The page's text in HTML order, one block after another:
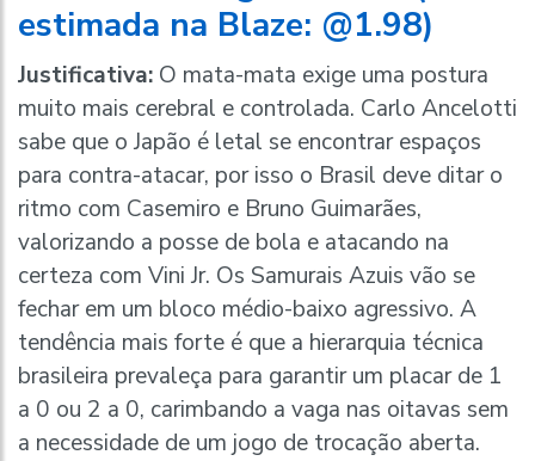
estimada na Blaze: @1.98)
Justificativa: O mata-mata exige uma postura
muito mais cerebral e controlada. Carlo Ancelotti
sabe que o Japão é letal se encontrar espaços
para contra-atacar, por isso o Brasil deve ditar o
ritmo com Casemiro e Bruno Guimarães,
valorizando a posse de bola e atacando na
certeza com Vini Jr. Os Samurais Azuis vão se
fechar em um bloco médio-baixo agressivo. A
tendência mais forte é que a hierarquia técnica
brasileira prevaleça para garantir um placar de 1
a 0 ou 2 a 0, carimbando a vaga nas oitavas sem
a necessidade de um jogo de trocação aberta.